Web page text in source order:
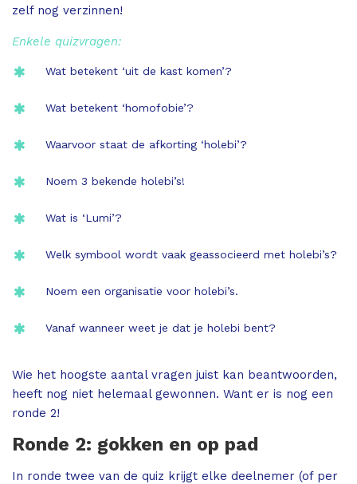
zelf nog verzinnen!
Enkele quizvragen:
Wat betekent ‘uit de kast komen’?
Wat betekent ‘homofobie’?
Waarvoor staat de afkorting ‘holebi’?
Noem 3 bekende holebi’s!
Wat is ‘Lumi’?
Welk symbool wordt vaak geassocieerd met holebi’s?
Noem een organisatie voor holebi’s.
Vanaf wanneer weet je dat je holebi bent?
Wie het hoogste aantal vragen juist kan beantwoorden,
heeft nog niet helemaal gewonnen. Want er is nog een
ronde 2!
Ronde 2: gokken en op pad
In ronde twee van de quiz krijgt elke deelnemer (of per